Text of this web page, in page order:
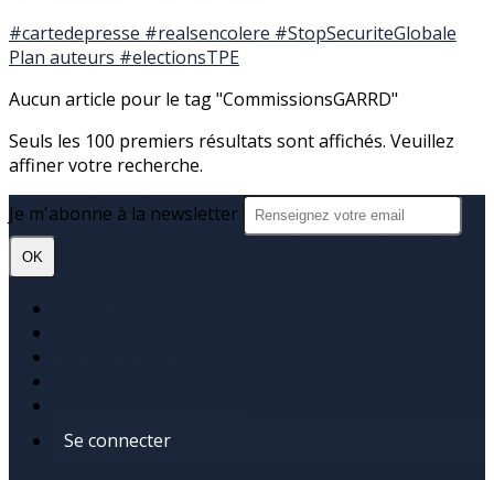
#cartedepresse #realsencolere #StopSecuriteGlobale
Plan auteurs #electionsTPE
Aucun article pour le tag "CommissionsGARRD"
Seuls les 100 premiers résultats sont affichés. Veuillez
affiner votre recherche.
Je m'abonne à la newsletter
OK
Se connecter